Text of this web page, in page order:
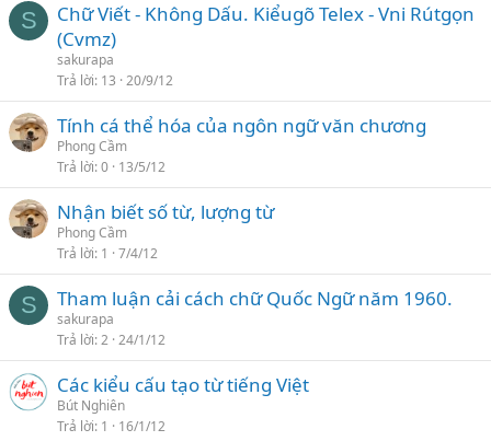
S
Chữ Viết - Không Dấu. Kiểugõ Telex - Vni Rútgọn
(Cvmz)
sakurapa
Trả lời 13 20/9/12
Tính cá thể hóa của ngôn ngữ văn chương
Phong Cầm
Trả lời 0 13/5/12
Nhận biết số từ, lượng từ
Phong Cầm
Trả lời 1 7/4/12
S Tham luận cải cách chữ Quốc Ngữ năm 1960.
sakurapa
Trả lời 2 24/1/12
Các kiểu cấu tạo từ tiếng Việt
Bút Nghiên
Trả lời 1 16/1/12